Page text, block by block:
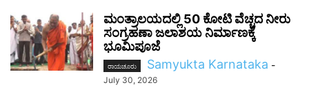
ಮಂತ್ರಾಲಯದಲ್ಲಿ 50 ಕೋಟಿ ವೆಚ್ಚದ ನೀರು
ಸಂಗ್ರಹಣಾ ಜಲಾಶಯ ನಿರ್ಮಾಣಕ್ಕೆ
ಭೂಮಿಪೂಜೆ
ರಾಯಚೂರು Samyukta Karnataka -
July 30, 2026